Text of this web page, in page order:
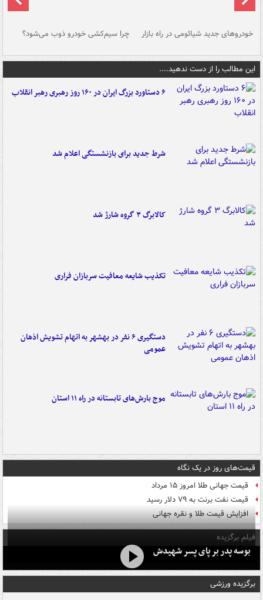
خودروهای جدید شیائومی در راه بازار چرا سیم‌کشی خودرو ذوب می‌شود؟
این مطالب را از دست ندهید....
۶ دستاورد بزرگ ایران در ۱۶۰ روز رهبری رهبر انقلاب
شرط جدید برای بازنشستگی اعلام شد
کالابرگ ۳ گروه شارژ شد
تکذیب شایعه معافیت سربازان فراری
دستگیری ۶ نفر در بهشهر به اتهام تشویش اذهان
عمومی
موج بارش‌های تابستانه در راه ۱۱ استان
قیمت‌های روز در یک نگاه
قیمت جهانی طلا امروز ۱۵ مرداد
قیمت نفت برنت به ۷۹ دلار رسید
افزایش قیمت طلا و نقره جهانی
فیلم برگزیده
بوسه‌ پدر بر پای پسر شهیدش
برگزیده ورزشی